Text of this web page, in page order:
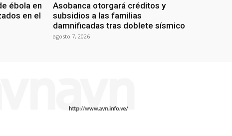
ébola en
en el
Asobanca otorgará créditos y
subsidios a las familias
damnificadas tras doblete sísmico
agosto 7, 2026